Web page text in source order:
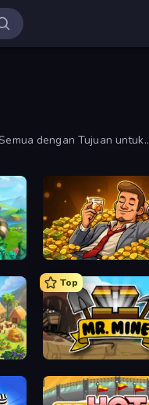
dengan Tujuan untuk
Idle Billionaire Tycoon
Top
Mr. Mine